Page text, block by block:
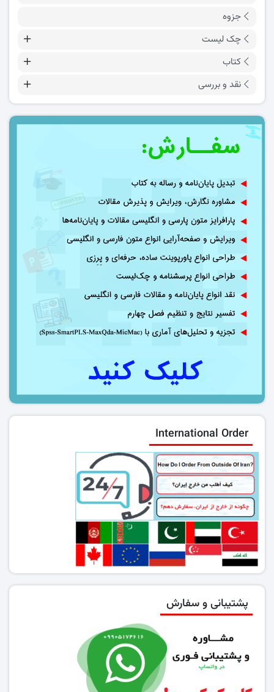
جزوه
چک لیست
کتاب
نقد و بررسی
International Order
پشتیبانی و سفارش